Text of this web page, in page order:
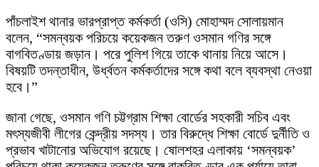
পাঁচলাইশ থানার ভারপ্রাপ্ত কর্মকর্তা (ওসি) মোহাম্মদ সোলায়মান
বলেন, “সমন্বয়ক পরিচয়ে কয়েকজন তরুণ ওসমান গণির সঙ্গে
বাগবিতণ্ডায় জড়ান। পরে পুলিশ গিয়ে তাকে থানায় নিয়ে আসে।
বিষয়টি তদন্তাধীন, উর্ধ্বতন কর্মকর্তাদের সঙ্গে কথা বলে ব্যবস্থা নেওয়া
হবে।”
জানা গেছে, ওসমান গণি চট্টগ্রাম শিক্ষা বোর্ডের সহকারী সচিব এবং
মৎস্যজীবী লীগের কেন্দ্রীয় সদস্য। তার বিরুদ্ধে শিক্ষা বোর্ডে দুর্নীতি ও
প্রভাব খাটানোর অভিযোগ রয়েছে। ষোলশহর এলাকায় ‘সমন্বয়ক’